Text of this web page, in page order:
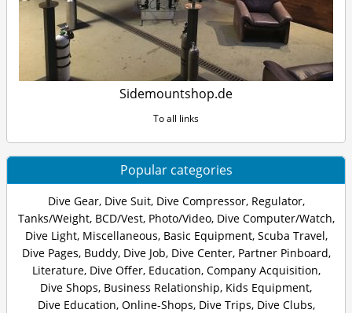
Sidemountshop.de
To all links
Popular categories
Dive Gear, Dive Suit, Dive Compressor, Regulator,
Tanks/Weight, BCD/Vest, Photo/Video, Dive Computer/Watch,
Dive Light, Miscellaneous, Basic Equipment, Scuba Travel,
Dive Pages, Buddy, Dive Job, Dive Center, Partner Pinboard,
Literature, Dive Offer, Education, Company Acquisition,
Dive Shops, Business Relationship, Kids Equipment,
Dive Education, Online-Shops, Dive Trips, Dive Clubs,